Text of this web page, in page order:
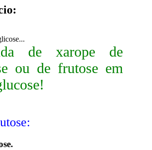
de xarope de
ou de frutose em